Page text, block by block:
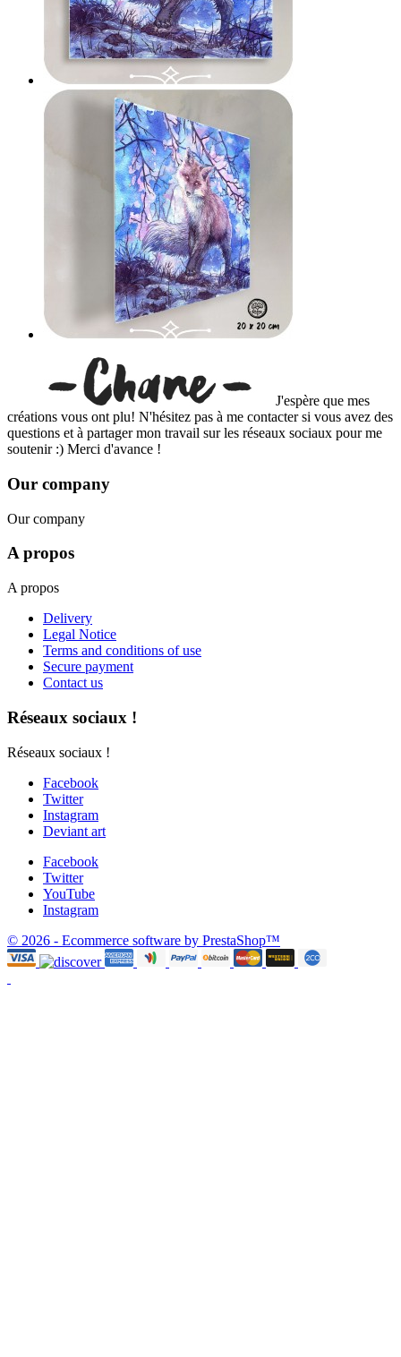
J'espère que mes
créations vous ont plu! N'hésitez pas à me contacter si vous avez des
questions et à partager mon travail sur les réseaux sociaux pour me
soutenir :) Merci d'avance !
Our company
Our company
A propos
A propos
Delivery
Legal Notice
Terms and conditions of use
Secure payment
Contact us
Réseaux sociaux !
Réseaux sociaux !
Facebook
Twitter
Instagram
Deviant art
Facebook
Twitter
YouTube
Instagram
© 2026 - Ecommerce software by PrestaShop™